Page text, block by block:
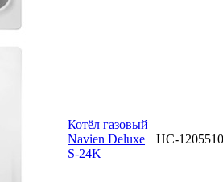
Котёл газовый
Navien Deluxe
S-24K
НС-1205510